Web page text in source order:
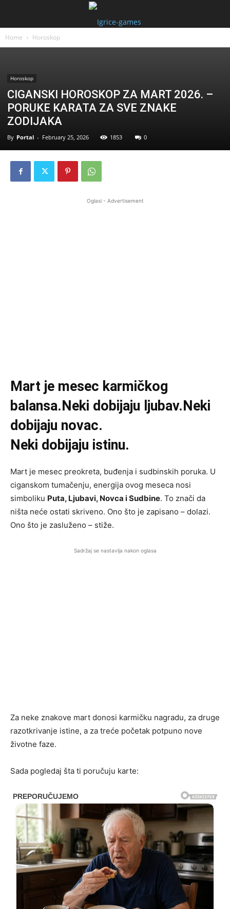
Home Horoskop
Horoskop
CIGANSKI HOROSKOP ZA MART 2026. –
PORUKE KARATA ZA SVE ZNAKE
ZODIJAKA
By Portal - February 25, 2026 1853 0
Oglasi - Advertisement
Mart je mesec karmičkog
balansa.Neki dobijaju ljubav.Neki
dobijaju novac.
Neki dobijaju istinu.
Mart je mesec preokreta, buđenja i sudbinskih poruka. U
ciganskom tumačenju, energija ovog meseca nosi
simboliku Puta, Ljubavi, Novca i Sudbine. To znači da
ništa neće ostati skriveno. Ono što je zapisano – dolazi.
Ono što je zasluženo – stiže.
Sadržaj se nastavlja nakon oglasa
Za neke znakove mart donosi karmičku nagradu, za druge
razotkrivanje istine, a za treće početak potpuno nove
životne faze.
Sada pogledaj šta ti poručuju karte: